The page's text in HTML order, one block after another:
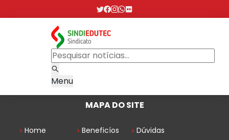
Menu
MAPA DO SITE
Home
Beneficíos
Dúvidas